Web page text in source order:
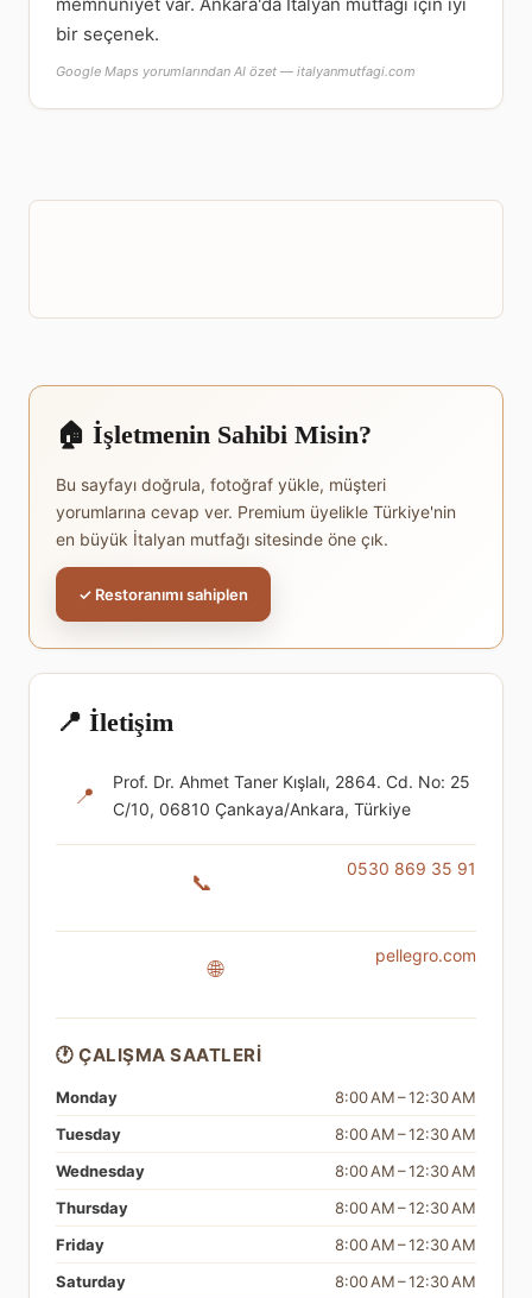
bir seçenek.
Google Maps yorumlarından AI özet — italyanmutfagi.com
🏠 İşletmenin Sahibi Misin?
Bu sayfayı doğrula, fotoğraf yükle, müşteri
yorumlarına cevap ver. Premium üyelikle Türkiye'nin
en büyük İtalyan mutfağı sitesinde öne çık.
✓ Restoranımı sahiplen
📍 İletişim
📍
Prof. Dr. Ahmet Taner Kışlalı, 2864. Cd. No: 25
C/10, 06810 Çankaya/Ankara, Türkiye
📞
0530 869 35 91
🌐
pellegro.com
🕐 ÇALIŞMA SAATLERI
Monday
8:00 AM – 12:30 AM
Tuesday
8:00 AM – 12:30 AM
Wednesday
8:00 AM – 12:30 AM
Thursday
8:00 AM – 12:30 AM
Friday
8:00 AM – 12:30 AM
Saturday
8:00 AM – 12:30 AM